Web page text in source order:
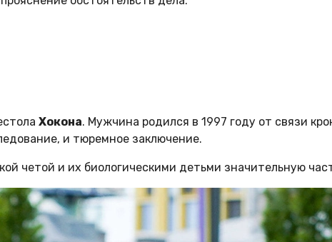
Хокона. Мужчина родился в 1997 году от связи
и тюремное заключение.
четой и их биологическими детьми значительную